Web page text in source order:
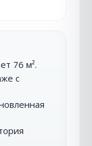
76 м².
с